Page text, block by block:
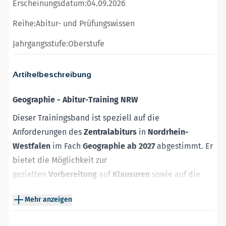
Artikelbeschreibung
Geographie - Abitur-Training NRW
Dieser Trainingsband ist speziell auf die
Anforderungen des Zentralabiturs in Nordrhein-
Westfalen im Fach Geographie ab 2027abgestimmt. Er
bietet die Möglichkeit zur
gezielten Vorbereitung auf Klausuren sowie auf die
Beachtung der Vorgaben des Schulministeriums NRW,
Mehr anzeigen
Erscheinungsdatum:04.09.2026
Reihe:Abitur- und Prüfungswissen
Jahrgangsstufe:Oberstufe